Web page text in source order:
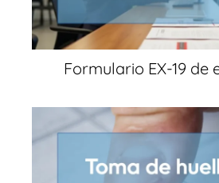
Formulario EX-19 de